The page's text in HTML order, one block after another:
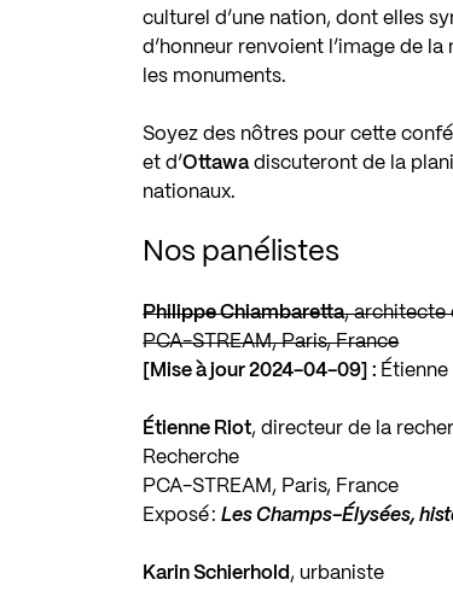
culturel d’une nation, dont elles
d’honneur renvoient l’image de
les monuments.
Soyez des nôtres pour cette
et d’Ottawa discuteront de la
nationaux.
Nos panélistes
Philippe Chiambaretta, architecte
PCA-STREAM, Paris, France
[Mise à jour 2024-04-09] :
Étienne Riot, directeur de la
Recherche
PCA-STREAM, Paris, France
Exposé :Les Champs-Élysées,
Karin Schierhold , urbaniste